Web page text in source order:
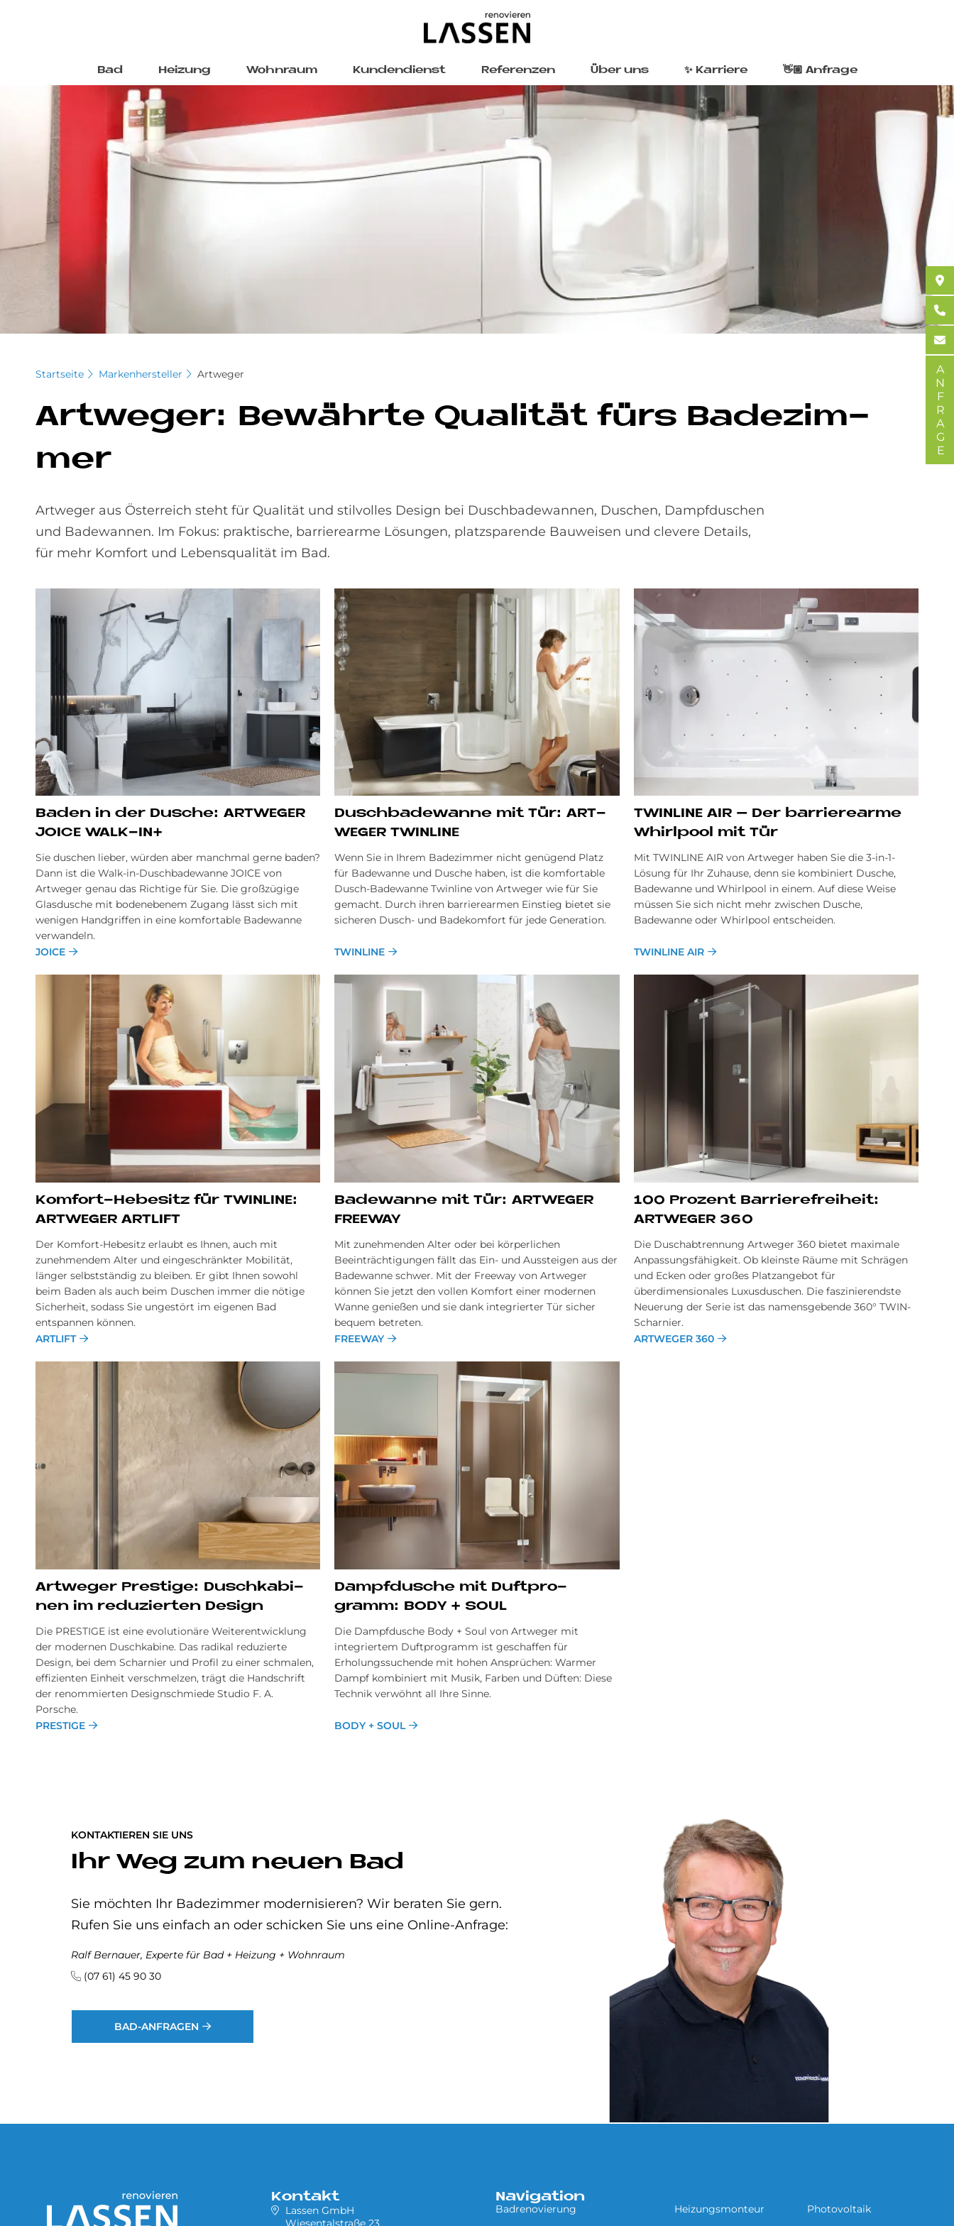
Bad Heizung Wohnraum Kundendienst Referenzen Über uns ✨ Karriere 👋🏼 Anfrage
Startseite Markenhersteller Artweger
Art­we­ger: Be­währ­te Qua­li­tät fürs Ba­de­zim­
mer
Artweger aus Österreich steht für Qualität und stilvolles Design bei Duschbadewannen, Duschen, Dampfduschen
und Badewannen. Im Fokus: praktische, barrierearme Lösungen, platzsparende Bauweisen und clevere Details,
für mehr Komfort und Lebensqualität im Bad.
Ba­den in der Du­sche: ART­WE­GER
JOICE WALK-IN+
Sie duschen lieber, würden aber manchmal gerne baden?
Dann ist die Walk-in-Duschbadewanne JOICE von
Artweger genau das Richtige für Sie. Die großzügige
Glasdusche mit bodenebenem Zugang lässt sich mit
wenigen Handgriffen in eine komfortable Badewanne
verwandeln.
JOICE
Dusch­ba­de­wan­ne mit Tür: ART­
WE­GER TWIN­LI­NE
Wenn Sie in Ihrem Badezimmer nicht genügend Platz
für Badewanne und Dusche haben, ist die komfortable
Dusch-Badewanne Twinline von Artweger wie für Sie
gemacht. Durch ihren barrierearmen Einstieg bietet sie
sicheren Dusch- und Badekomfort für jede Generation.
TWINLINE
TWIN­LI­NE AIR – Der bar­rie­re­ar­me
Whirl­pool mit Tür
Mit TWINLINE AIR von Artweger haben Sie die 3-in-1-
Lösung für Ihr Zuhause, denn sie kombiniert Dusche,
Badewanne und Whirlpool in einem. Auf diese Weise
müssen Sie sich nicht mehr zwischen Dusche,
Badewanne oder Whirlpool entscheiden.
TWINLINE AIR
Kom­fort-He­be­sitz für TWIN­LI­NE:
ART­WE­GER ART­LIFT
Der Komfort-Hebesitz erlaubt es Ihnen, auch mit
zunehmendem Alter und eingeschränkter Mobilität,
länger selbstständig zu bleiben. Er gibt Ihnen sowohl
beim Baden als auch beim Duschen immer die nötige
Sicherheit, sodass Sie ungestört im eigenen Bad
entspannen können.
ARTLIFT
Ba­de­wan­ne mit Tür: ART­WE­GER
FREE­WAY
Mit zunehmenden Alter oder bei körperlichen
Beeinträchtigungen fällt das Ein- und Aussteigen aus der
Badewanne schwer. Mit der Freeway von Artweger
können Sie jetzt den vollen Komfort einer modernen
Wanne genießen und sie dank integrierter Tür sicher
bequem betreten.
FREEWAY
100 Pro­zent Bar­rie­re­frei­heit:
ART­WE­GER 360
Die Duschabtrennung Artweger 360 bietet maximale
Anpassungsfähigkeit. Ob kleinste Räume mit Schrägen
und Ecken oder großes Platzangebot für
überdimensionales Luxusduschen. Die faszinierendste
Neuerung der Serie ist das namensgebende 360° TWIN-
Scharnier.
ARTWEGER 360
Art­we­ger Pre­sti­ge: Dusch­ka­bi­
nen im re­du­zier­ten De­sign
Die PRE­STI­GE ist eine evo­lu­tio­nä­re Wei­ter­ent­wick­lung
der mo­der­nen Dusch­ka­bi­ne. Das radikal reduzierte
Design, bei dem Scharnier und Profil zu einer schmalen,
effizienten Einheit verschmelzen, trägt die Handschrift
der renommierten Designschmiede Studio F. A.
Porsche.
PRESTIGE
Dampf­du­sche mit Duft­pro­
gramm: BODY + SOUL
Die Dampfdusche Body + Soul von Artweger mit
integriertem Duftprogramm ist geschaffen für
Erholungssuchende mit hohen Ansprüchen: Warmer
Dampf kombiniert mit Musik, Farben und Düften: Diese
Technik verwöhnt all Ihre Sinne.
BODY + SOUL
KONTAKTIEREN SIE UNS
Ihr Weg zum neuen Bad
Sie möchten Ihr Badezimmer modernisieren? Wir beraten Sie gern.
Rufen Sie uns einfach an oder schicken Sie uns eine Online-Anfrage:
Ralf Bernauer, Experte für Bad + Heizung + Wohnraum
(07 61) 45 90 30
BAD-ANFRAGEN
Kontakt
Lassen GmbH
Wiesentalstraße 23
Navigation
Badrenovierung Heizungsmonteur Photovoltaik
ANFRAGE